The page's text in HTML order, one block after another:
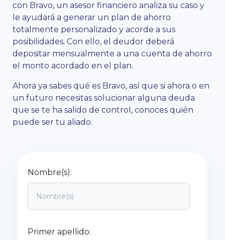
con Bravo, un asesor financiero analiza su caso y
le ayudará a generar un plan de ahorro
totalmente personalizado y acorde a sus
posibilidades. Con ello, el deudor deberá
depositar mensualmente a una cuenta de ahorro
el monto acordado en el plan.
Ahora ya sabes qué es Bravo, así que si ahora o en
un futuro necesitas solucionar alguna deuda
que se te ha salido de control, conoces quién
puede ser tu aliado.
Nombre(s):
Primer apellido: